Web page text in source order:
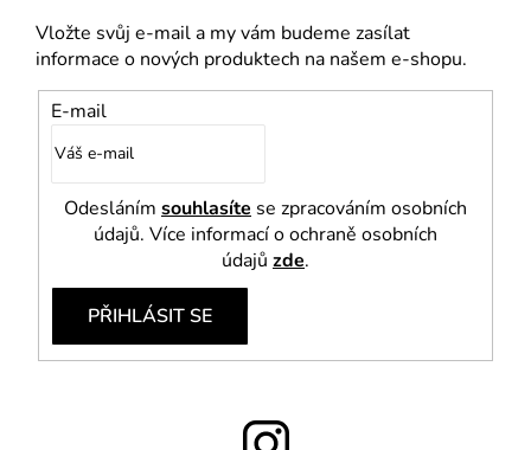
Vložte svůj e-mail a my vám budeme zasílat
informace o nových produktech na našem e-shopu.
E-mail
Odesláním souhlasíte se zpracováním osobních
údajů. Více informací o ochraně osobních
údajů zde.
PŘIHLÁSIT SE